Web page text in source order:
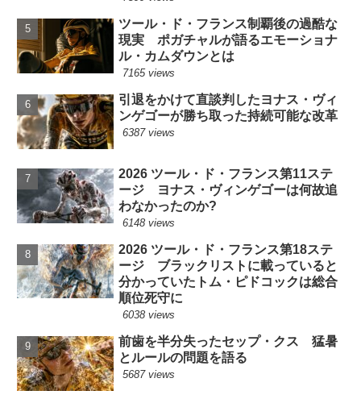
ツール・ド・フランス制覇後の過酷な
現実 ポガチャルが語るエモーショナ
ル・カムダウンとは
7165 views
引退をかけて直談判したヨナス・ヴィ
ンゲゴーが勝ち取った持続可能な改革
6387 views
2026 ツール・ド・フランス第11ステ
ージ ヨナス・ヴィンゲゴーは何故追
わなかったのか?
6148 views
2026 ツール・ド・フランス第18ステ
ージ ブラックリストに載っていると
分かっていたトム・ピドコックは総合
順位死守に
6038 views
前歯を半分失ったセップ・クス 猛暑
とルールの問題を語る
5687 views